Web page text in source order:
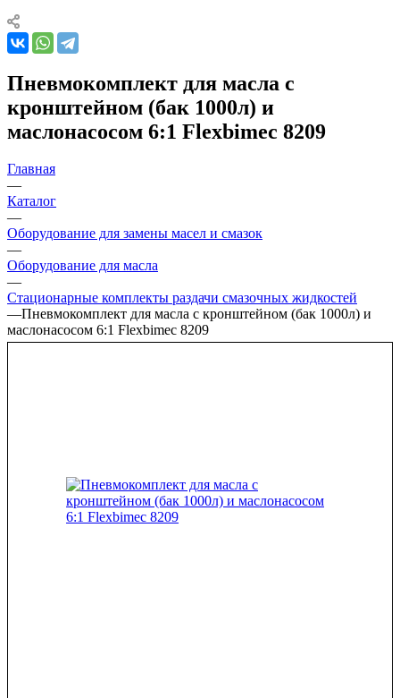
Пневмокомплект для масла с
кронштейном (бак 1000л) и
маслонасосом 6:1 Flexbimec 8209
Главная
—
Каталог
—
Оборудование для замены масел и смазок
—
Оборудование для масла
—
Стационарные комплекты раздачи смазочных жидкостей
—Пневмокомплект для масла с кронштейном (бак 1000л) и
маслонасосом 6:1 Flexbimec 8209